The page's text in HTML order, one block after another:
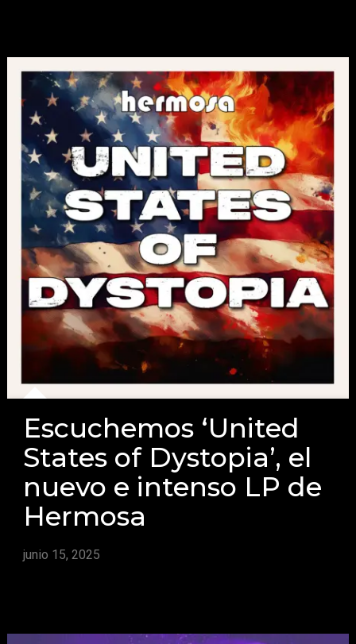
Escuchemos ‘United
States of Dystopia’, el
nuevo e intenso LP de
Hermosa
junio 15, 2025